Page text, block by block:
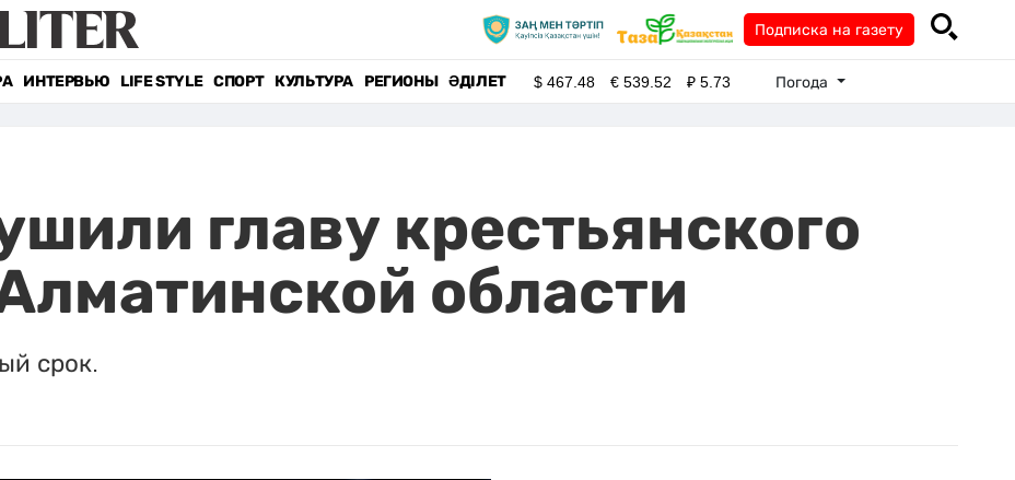
Подписка на газету
ИНТЕРВЬЮ LIFE STYLE СПОРТ КУЛЬТУРА РЕГИОНЫ ӘДІЛЕТ $467.48 €539.52 ₽5.73 Погода
главу крестьянского
области
срок.